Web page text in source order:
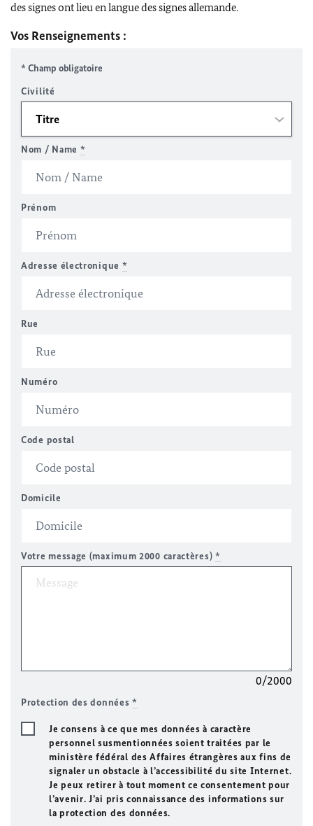
des signes ont lieu en langue des signes allemande.
Vos Renseignements :
* Champ obligatoire
Civilité
Nom / Name *
Prénom
Adresse électronique *
Rue
Numéro
Code postal
Domicile
Votre message (maximum 2000 caractères) *
0/2000
Protection des données*
Je consens à ce que mes données à caractère
personnel susmentionnées soient traitées par le
ministère fédéral des Affaires étrangères aux fins de
signaler un obstacle à l’accessibilité du site Internet.
Je peux retirer à tout moment ce consentement pour
l’avenir. J’ai pris connaissance des informations sur
la protection des données.